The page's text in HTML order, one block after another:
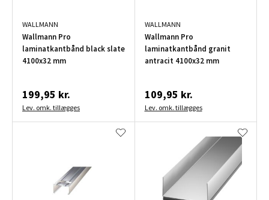
WALLMANN
Wallmann Pro
laminatkantbånd black slate
4100x32 mm
199,95 kr.
Lev. omk. tillægges
WALLMANN
Wallmann Pro
laminatkantbånd granit
antracit 4100x32 mm
109,95 kr.
Lev. omk. tillægges